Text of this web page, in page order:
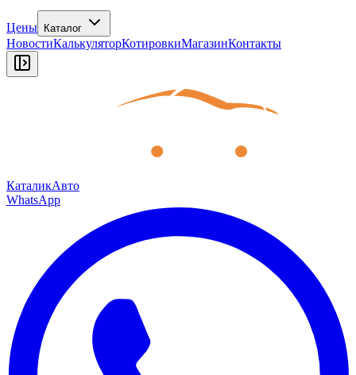
Цены Каталог
НовостиКалькуляторКотировкиМагазинКонтакты
КаталикАвто
WhatsApp